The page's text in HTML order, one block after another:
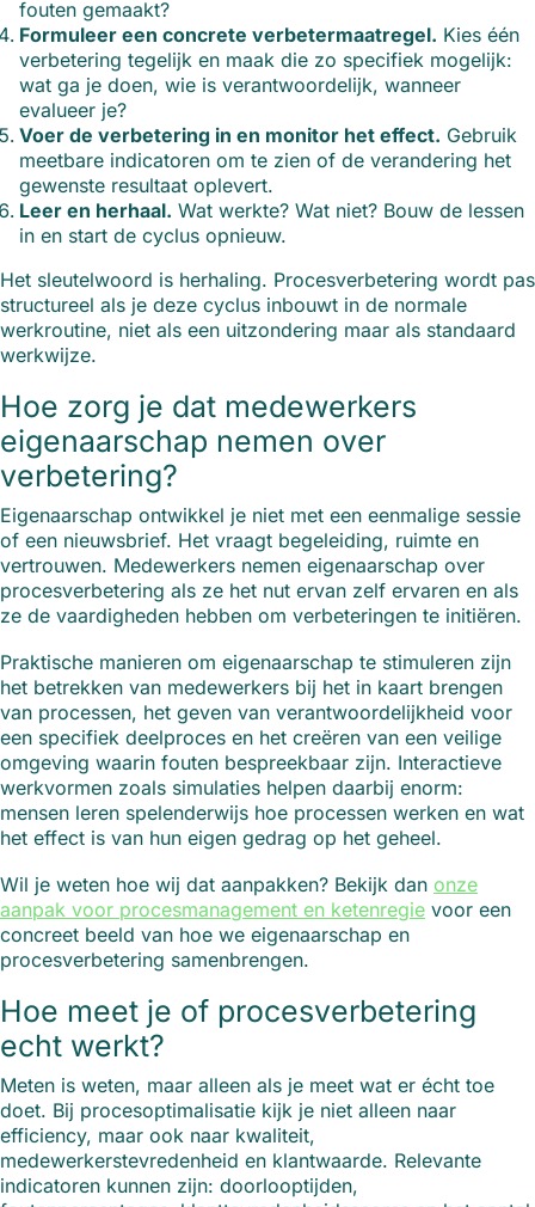
fouten gemaakt?
Formuleer een concrete verbetermaatregel. Kies één
verbetering tegelijk en maak die zo specifiek mogelijk:
wat ga je doen, wie is verantwoordelijk, wanneer
evalueer je?
Voer de verbetering in en monitor het effect. Gebruik
meetbare indicatoren om te zien of de verandering het
gewenste resultaat oplevert.
Leer en herhaal. Wat werkte? Wat niet? Bouw de lessen
in en start de cyclus opnieuw.
Het sleutelwoord is herhaling. Procesverbetering wordt pas
structureel als je deze cyclus inbouwt in de normale
werkroutine, niet als een uitzondering maar als standaard
werkwijze.
Hoe zorg je dat medewerkers
eigenaarschap nemen over
verbetering?
Eigenaarschap ontwikkel je niet met een eenmalige sessie
of een nieuwsbrief. Het vraagt begeleiding, ruimte en
vertrouwen. Medewerkers nemen eigenaarschap over
procesverbetering als ze het nut ervan zelf ervaren en als
ze de vaardigheden hebben om verbeteringen te initiëren.
Praktische manieren om eigenaarschap te stimuleren zijn
het betrekken van medewerkers bij het in kaart brengen
van processen, het geven van verantwoordelijkheid voor
een specifiek deelproces en het creëren van een veilige
omgeving waarin fouten bespreekbaar zijn. Interactieve
werkvormen zoals simulaties helpen daarbij enorm:
mensen leren spelenderwijs hoe processen werken en wat
het effect is van hun eigen gedrag op het geheel.
Wil je weten hoe wij dat aanpakken? Bekijk dan onze
aanpak voor procesmanagement en ketenregie voor een
concreet beeld van hoe we eigenaarschap en
procesverbetering samenbrengen.
Hoe meet je of procesverbetering
echt werkt?
Meten is weten, maar alleen als je meet wat er écht toe
doet. Bij procesoptimalisatie kijk je niet alleen naar
efficiency, maar ook naar kwaliteit,
medewerkerstevredenheid en klantwaarde. Relevante
indicatoren kunnen zijn: doorlooptijden,